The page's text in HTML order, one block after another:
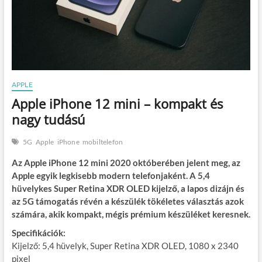
APPLE
Apple iPhone 12 mini – kompakt és
nagy tudású
5G Apple iPhone mobiltelefon
Az Apple iPhone 12 mini 2020 októberében jelent meg, az
Apple egyik legkisebb modern telefonjaként. A 5,4
hüvelykes Super Retina XDR OLED kijelző, a lapos dizájn és
az 5G támogatás révén a készülék tökéletes választás azok
számára, akik kompakt, mégis prémium készüléket keresnek.
Specifikációk:
Kijelző: 5,4 hüvelyk, Super Retina XDR OLED, 1080 x 2340
pixel